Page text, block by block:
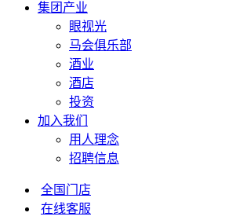
集团产业
眼视光
马会俱乐部
酒业
酒店
投资
加入我们
用人理念
招聘信息
全国门店
在线客服